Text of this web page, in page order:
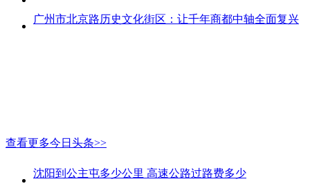
广州市北京路历史文化街区：让千年商都中轴全面复兴
查看更多今日头条>>
沈阳到公主屯多少公里 高速公路过路费多少